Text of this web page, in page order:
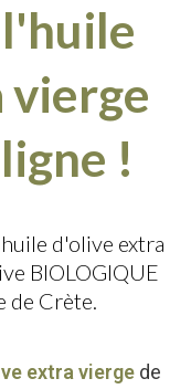
vierge
!
d'olive extra
BIOLOGIQUE
de Crète.
extra viergede